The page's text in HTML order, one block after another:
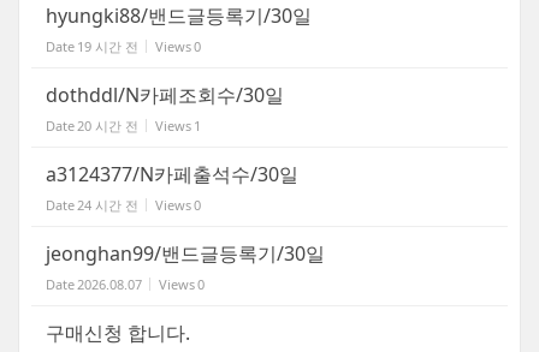
hyungki88/밴드글등록기/30일
Date 19 시간 전 Views0
dothddl/N카페조회수/30일
Date 20 시간 전 Views 1
a3124377/N카페출석수/30일
Date 24 시간 전 Views0
jeonghan99/밴드글등록기/30일
Date 2026.08.07 Views0
구매신청 합니다.